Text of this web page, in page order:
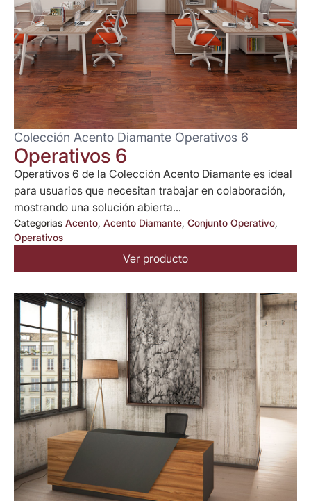
Colección Acento Diamante Operativos 6
Operativos 6
Operativos 6 de la Colección Acento Diamante es ideal
para usuarios que necesitan trabajar en colaboración,
mostrando una solución abierta...
Categorias Acento, Acento Diamante, Conjunto Operativo,
Operativos
Ver producto